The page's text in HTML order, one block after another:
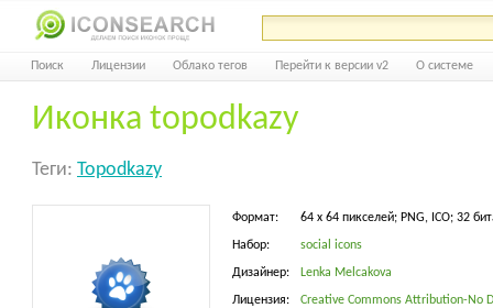
Поиск Лицензии Облако тегов Перейти к версии v2 О системе
Иконка topodkazy
Теги: Topodkazy
Формат: 64 x 64 пикселей; PNG, ICO; 32
Набор: social icons
Дизайнер: Lenka Melcakova
Лицензия: Creative Commons Attribution-No